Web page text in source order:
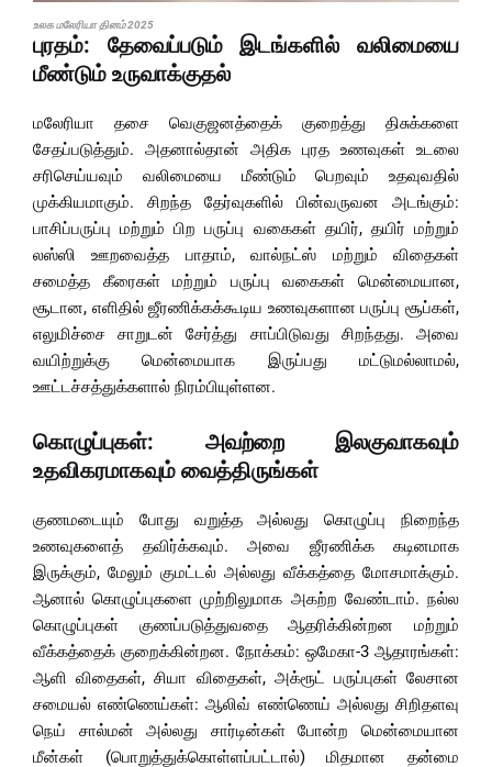
உலக மலேரியா தினம் 2025
புரதம்: தேவைப்படும் இடங்களில் வலிமையை
மீண்டும் உருவாக்குதல்
மலேரியா தசை வெகுஜனத்தைக் குறைத்து திசுக்களை
சேதப்படுத்தும். அதனால்தான் அதிக புரத உணவுகள் உடலை
சரிசெய்யவும் வலிமையை மீண்டும் பெறவும் உதவுவதில்
முக்கியமாகும். சிறந்த தேர்வுகளில் பின்வருவன அடங்கும்:
பாசிப்பருப்பு மற்றும் பிற பருப்பு வகைகள் தயிர், தயிர் மற்றும்
லஸ்ஸி ஊறவைத்த பாதாம், வால்நட்ஸ் மற்றும் விதைகள்
சமைத்த கீரைகள் மற்றும் பருப்பு வகைகள் மென்மையான,
சூடான, எளிதில் ஜீரணிக்கக்கூடிய உணவுகளான பருப்பு சூப்கள்,
எலுமிச்சை சாறுடன் சேர்த்து சாப்பிடுவது சிறந்தது. அவை
வயிற்றுக்கு மென்மையாக இருப்பது மட்டுமல்லாமல்,
ஊட்டச்சத்துக்களால் நிரம்பியுள்ளன.
கொழுப்புகள்: அவற்றை இலகுவாகவும்
உதவிகரமாகவும் வைத்திருங்கள்
குணமடையும் போது வறுத்த அல்லது கொழுப்பு நிறைந்த
உணவுகளைத் தவிர்க்கவும். அவை ஜீரணிக்க கடினமாக
இருக்கும், மேலும் குமட்டல் அல்லது வீக்கத்தை மோசமாக்கும்.
ஆனால் கொழுப்புகளை முற்றிலுமாக அகற்ற வேண்டாம். நல்ல
கொழுப்புகள் குணப்படுத்துவதை ஆதரிக்கின்றன மற்றும்
வீக்கத்தைக் குறைக்கின்றன. நோக்கம்: ஒமேகா-3 ஆதாரங்கள்:
ஆளி விதைகள், சியா விதைகள், அக்ரூட் பருப்புகள் லேசான
சமையல் எண்ணெய்கள்: ஆலிவ் எண்ணெய் அல்லது சிறிதளவு
நெய் சால்மன் அல்லது சார்டின்கள் போன்ற மென்மையான
மீன்கள் (பொறுத்துக்கொள்ளப்பட்டால்) மிதமான தன்மை